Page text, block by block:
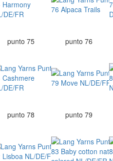
punto 75 punto 76
punto 78 punto 79